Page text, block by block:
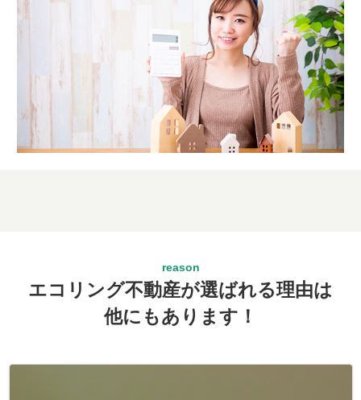
エコリング不動産が選ばれる理由は
他にもあります！